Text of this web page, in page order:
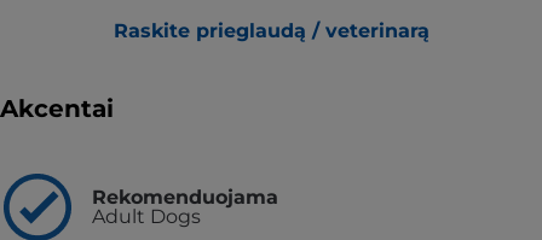
Raskite prieglaudą / veterinarą
Akcentai
Rekomenduojama
Adult Dogs